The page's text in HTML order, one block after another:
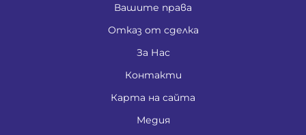
Вашите права
Отказ от сделка
За Нас
Контакти
Карта на сайта
Медия